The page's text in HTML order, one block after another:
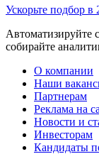
Ускорьте подбор в
Автоматизируйте
собирайте
О компании
Наши
Партнерам
Реклама на
Новости и
Инвесторам
Кандидаты